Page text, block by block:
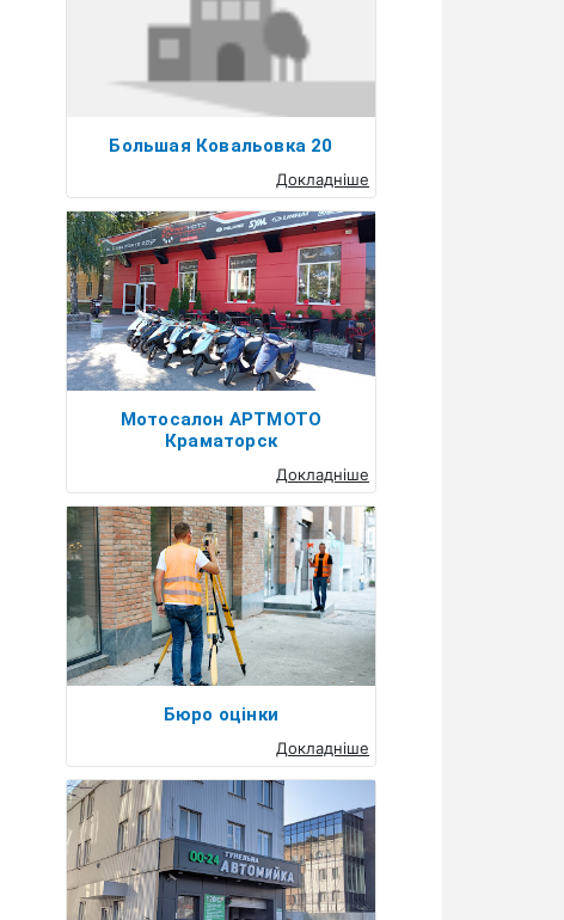
Большая Ковальовка 20
Докладніше
Мотосалон АРТМОТО
Краматорск
Докладніше
Бюро оцінки
Докладніше